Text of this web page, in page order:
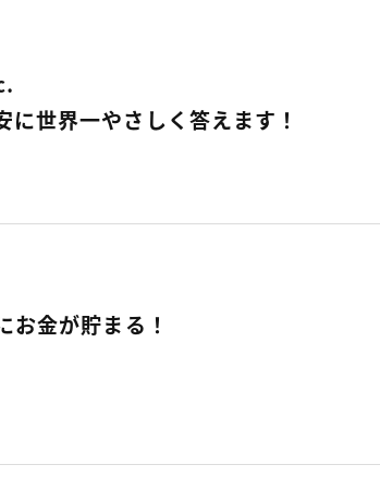
世界一やさしく答えます！
お金が貯まる！